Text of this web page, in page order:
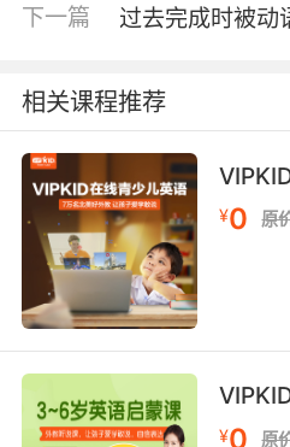
下一篇 过去完成时被动
相关课程推荐
¥0 原
¥0 原